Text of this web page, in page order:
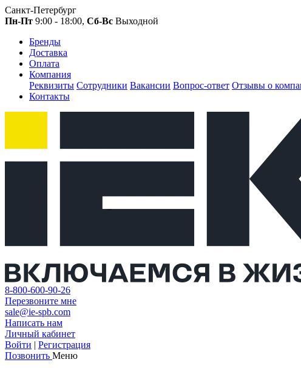
Санкт-Петербург
Пн-Пт 9:00 - 18:00, Сб-Вс Выходной
Бренды
Доставка
Оплата
Компания
Реквизиты Сотрудники Вакансии Вопрос-ответ Отзывы о
Контакты
8-800-600-90-26
Перезвоните мне
sale@ie-spb.com
Написать нам
Личный кабинет
Войти | Регистрация
Позвонить Меню